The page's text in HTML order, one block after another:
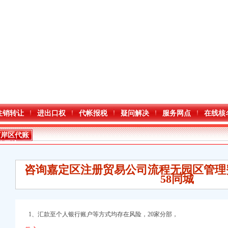
销转让 进出口权 代帐报税 疑问解决 服务网点 在线核
区代账
司流程
咨询嘉定区注册贸易公司流程无园区管
58同城
1、汇款至个人银行账户等方式均存在风险，20家分部，